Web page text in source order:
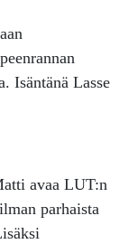
Isäntänä Lasse
avaa LUT:n
parhaista